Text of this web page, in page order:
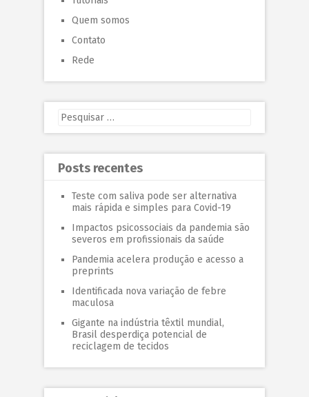
Quem somos
Contato
Rede
Posts recentes
Teste com saliva pode ser alternativa
mais rápida e simples para Covid-19
Impactos psicossociais da pandemia são
severos em profissionais da saúde
Pandemia acelera produção e acesso a
preprints
Identificada nova variação de febre
maculosa
Gigante na indústria têxtil mundial,
Brasil desperdiça potencial de
reciclagem de tecidos